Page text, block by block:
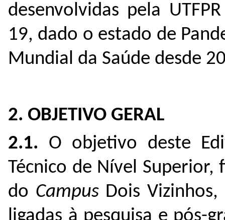
desenvolvidas pela
19, dado o estado de
Mundial da Saúde desde
2. OBJETIVO GERAL
2.1. O objetivo deste
Técnico de Nível
do Campus Dois